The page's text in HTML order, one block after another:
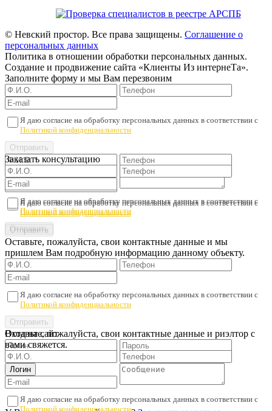
© Невский простор. Все права защищены. Соглашение о
персональных данных
Политика в отношении обработки персональных данных.
Создание и продвижение сайта «Клиенты Из интернеТа».
Заполните форму и мы Вам перезвоним
Я даю согласие на обработку персональных данных в соответствии с
Политикой конфиденциальности
Заказать консультацию
Я даю согласие на обработку персональных данных в соответствии с
Политикой конфиденциальности
Я даю согласие на обработку персональных данных в соответствии с
Политикой конфиденциальности
Оставьте, пожалуйста, свои контактные данные и мы
пришлем Вам подробную информацию данному объекту.
Я даю согласие на обработку персональных данных в соответствии с
Политикой конфиденциальности
Оставьте, пожалуйста, свои контактные данные и риэлтор с
вами свяжется.
Я даю согласие на обработку персональных данных в соответствии с
Политикой конфиденциальности
Вход на сайт